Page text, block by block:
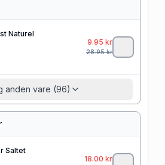
Naturel
9.95 kr
28.95kr
anden vare (96)
Saltet
18.00 kr